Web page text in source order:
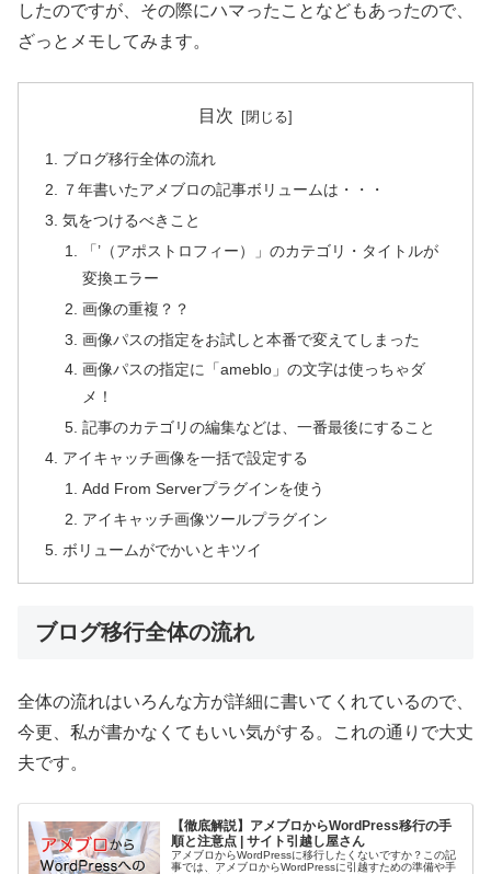
したのですが、その際にハマったことなどもあったので、
ざっとメモしてみます。
目次
ブログ移行全体の流れ
７年書いたアメブロの記事ボリュームは・・・
気をつけるべきこと
「’（アポストロフィー）」のカテゴリ・タイトルが
変換エラー
画像の重複？？
画像パスの指定をお試しと本番で変えてしまった
画像パスの指定に「ameblo」の文字は使っちゃダ
メ！
記事のカテゴリの編集などは、一番最後にすること
アイキャッチ画像を一括で設定する
Add From Serverプラグインを使う
アイキャッチ画像ツールプラグイン
ボリュームがでかいとキツイ
ブログ移行全体の流れ
全体の流れはいろんな方が詳細に書いてくれているので、
今更、私が書かなくてもいい気がする。これの通りで大丈
夫です。
【徹底解説】アメブロからWordPress移行の手
順と注意点 | サイト引越し屋さん
アメブロからWordPressに移行したくないですか？この記
事では、アメブロからWordPressに引越すための準備や手